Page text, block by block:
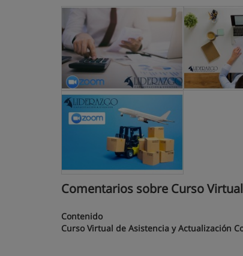
Comentarios sobre Curso
Contenido
Curso Virtual de Asistencia y Actualización